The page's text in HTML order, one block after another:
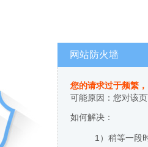
网站防火墙
您的请求过于频繁
可能原因：您对该
如何解决：
1）稍等一段